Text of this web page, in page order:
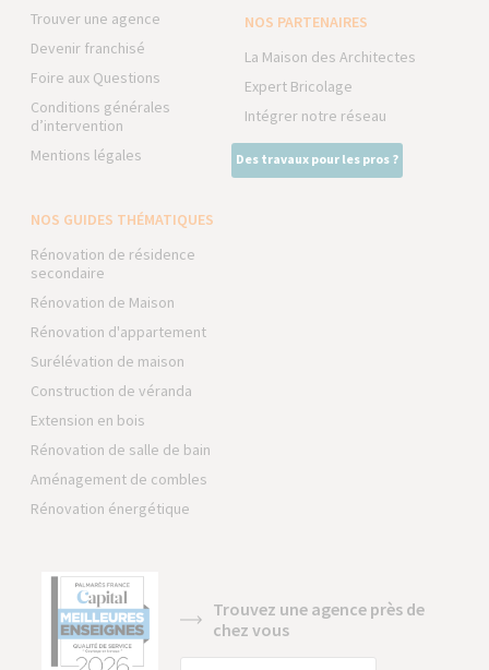
Trouver une agence
Devenir franchisé
Foire aux Questions
Conditions générales
d’intervention
Mentions légales
NOS PARTENAIRES
La Maison des Architectes
Expert Bricolage
Intégrer notre réseau
Des travaux pour les pros ?
NOS GUIDES THÉMATIQUES
Rénovation de résidence
secondaire
Rénovation de Maison
Rénovation d'appartement
Surélévation de maison
Construction de véranda
Extension en bois
Rénovation de salle de bain
Aménagement de combles
Rénovation énergétique
Trouvez une agence près de
chez vous